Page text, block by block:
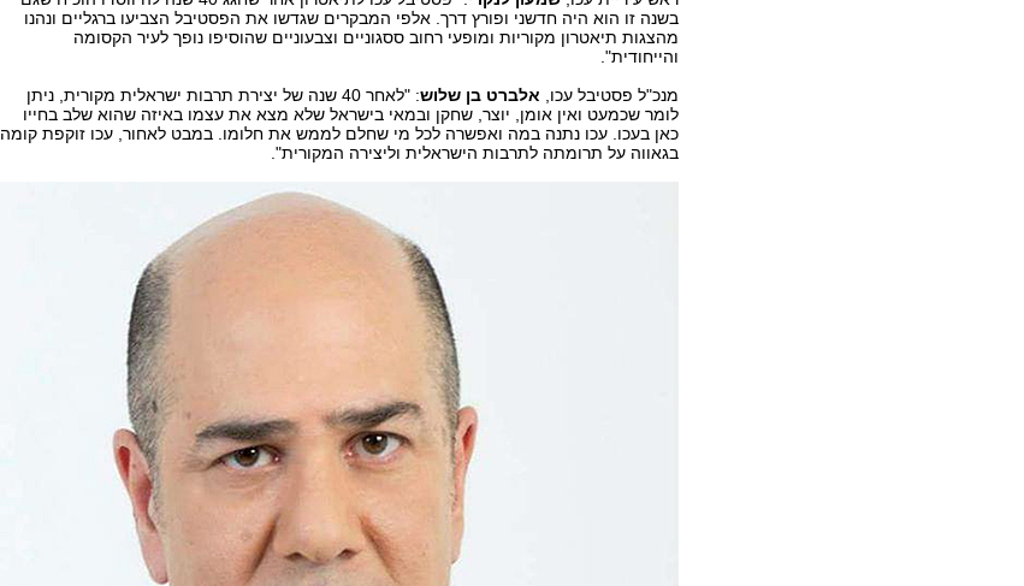
בשנה זו הוא היה חדשני ופורץ דרך. אלפי המבקרים שגדשו את הפסטיבל הצביעו ברגליים ונהנו
מהצגות תיאטרון מקוריות ומופעי רחוב ססגוניים וצבעוניים שהוסיפו נופך לעיר הקסומה
והייחודית".
מנכ"ל פסטיבל עכו, אלברט בן שלוש
: "לאחר 40 שנה של יצירת תרבות ישראלית מקורית, ניתן
לומר שכמעט ואין אומן, יוצר, שחקן ובמאי בישראל שלא מצא את עצמו באיזה שהוא שלב בחייו
כאן בעכו. עכו נתנה במה ואפשרה לכל מי שחלם לממש את חלומו. במבט לאחור, עכו זוקפת קומה
בגאווה על תרומתה לתרבות הישראלית וליצירה המקורית".